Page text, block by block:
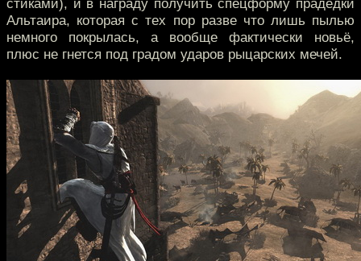
стиками), и в награду получить спецформу прадедки
Альтаира, которая с тех пор разве что лишь пылью
немного покрылась, а вообще фактически новьё,
плюс не гнется под градом ударов рыцарских мечей.